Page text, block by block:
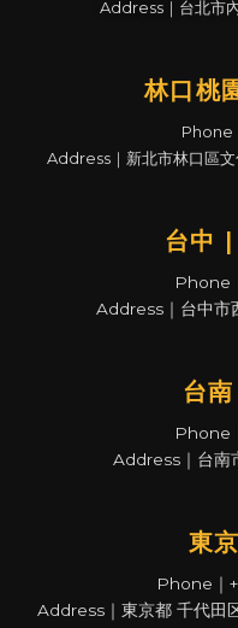
Address｜台北市
林口桃
Phone
Address｜新北市林口區
台中
Phone
Address｜台中市
台
Phone
Address｜台南
東
Phone｜
Address｜東京都 千代田